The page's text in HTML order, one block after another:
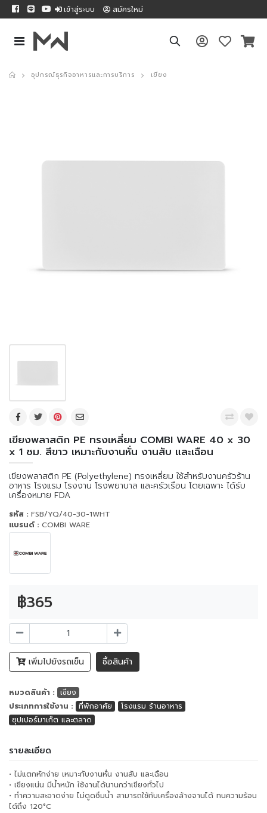
เข้าสู่ระบบ สมัครใหม่
อุปกรณ์ธุรกิจอาหารและการบริการ เขียง
เขียงพลาสติก PE ทรงเหลี่ยม COMBI WARE 40 x 30
x 1 ซม. สีขาว เหมาะกับงานหั่น งานสับ และเฉือน
เขียงพลาสติก PE (Polyethylene) ทรงเหลี่ยม ใช้สำหรับงานครัวร้าน
อาหาร โรงแรม โรงงาน โรงพยาบาล และครัวเรือน โดยเฉพาะ ได้รับ
เครื่องหมาย FDA
รหัส : FSB/YQ/40-30-1WHT
แบรนด์ : COMBI WARE
฿365
เพิ่มไปยังรถเข็น ซื้อสินค้า
หมวดสินค้า : เขียง
ประเภทการใช้งาน : ที่พักอาศัย
โรงแรม ร้านอาหาร
ซุปเปอร์มาเก็ต และตลาด
รายละเอียด
• ไม่แตกหักง่าย เหมาะกับงานหั่น งานสับ และเฉือน
• เขียงแน่น มีน้ำหนัก ใช้งานได้นานกว่าเขียงทั่วไป
• ทำความสะอาดง่าย ไม่ดูดซึมน้ำ สามารถใช้กับเครื่องล้างจานได้ ทนความร้อน
ได้ถึง 120°C